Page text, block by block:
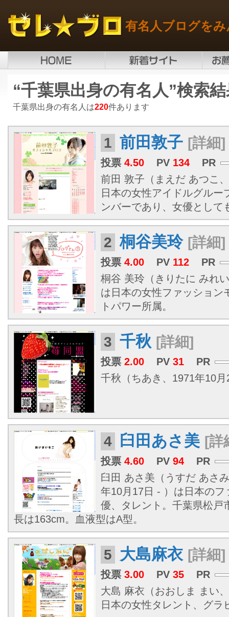
有名人ブログを
“千葉県出身の有名人”検索
千葉県出身の有名人は220件あります
1 前田敦子 [詳細]
投票 4.50 PV 134
PR
前田 敦子（まえだ あつこ
日本の女性アイドルグルー
ンバーであり、女優として
2 桐谷美玲 [詳細]
投票 4.00 PV 112
PR
桐谷 美玲（きりたに みれ
は日本の女性ファッション
トパワー所属。
3 千秋 [詳細]
投票 2.00 PV 31
PR
千秋（ちあき、1971年10
4 臼田あさ美 [詳
投票 4.60 PV 94
PR
臼田 あさ美（うすだ あさ
年10月17日 - ）は日本の
優、タレント。 千葉県松戸
長は163cm。血液型はA型。
5 大島麻衣 [詳細]
投票 3.00 PV 35
PR
大島 麻衣（おおしま まい
日本の女性タレント、グラ